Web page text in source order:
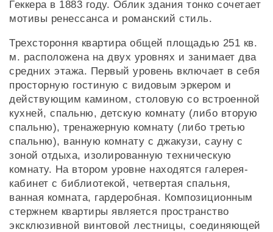
Геккера в 1883 году. Облик здания тонко сочетает
мотивы ренессанса и романский стиль.
Трехстороння квартира общей площадью 251 кв.
м. расположена на двух уровнях и занимает два
средних этажа. Первый уровень включает в себя
просторную гостиную с видовым эркером и
действующим камином, столовую со встроенной
кухней, спальню, детскую комнату (либо вторую
спальню), тренажерную комнату (либо третью
спальню), ванную комнату с джакузи, сауну с
зоной отдыха, изолированную техническую
комнату. На втором уровне находятся галерея-
кабинет с библиотекой, четвертая спальня,
ванная комната, гардеробная. Композиционным
стержнем квартиры является пространство
эксклюзивной винтовой лестницы, соединяющей